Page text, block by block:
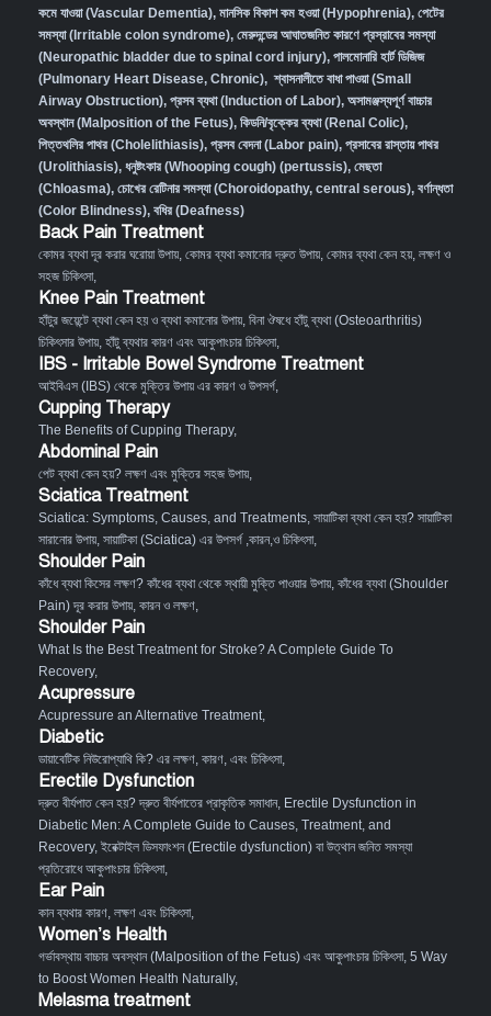
কমে যাওয়া (Vascular Dementia), মানসিক বিকাশ কম হওয়া (Hypophrenia), পেটের
সমস্যা (Irritable colon syndrome), মেরুদন্ডের আঘাতজনিত কারণে প্রস্রাবের সমস্যা
(Neuropathic bladder due to spinal cord injury), পালমোনারি হার্ট ডিজিজ
(Pulmonary Heart Disease, Chronic),শ্বাসনালীতে বাধা পাওয়া (Small
Airway Obstruction), প্রসব ব্যথা (Induction of Labor), অসামঞ্জস্যপূর্ণ বাচ্চার
অবস্থান (Malposition of the Fetus), কিডনি/বৃক্কের ব্যথা (Renal Colic),
পিত্তথলির পাথর (Cholelithiasis), প্রসব বেদনা (Labor pain), প্রসাবের রাস্তায় পাথর
(Urolithiasis), ধনুষ্টংকার (Whooping cough) (pertussis), মেছতা
(Chloasma), চোখের রেটিনার সমস্যা (Choroidopathy, central serous), বর্ণান্ধতা
(Color Blindness), বধির (Deafness)
Back Pain Treatment
কোমর ব্যথা দূর করার ঘরোয়া উপায়, কোমর ব্যথা কমানোর দ্রুত উপায়, কোমর ব্যথা কেন হয়, লক্ষণ ও
সহজ চিকিৎসা,
Knee Pain Treatment
হাঁটুর জয়েন্টে ব্যথা কেন হয় ও ব্যথা কমানোর উপায়, বিনা ঔষধে হাঁটু ব্যথা (Osteoarthritis)
চিকিৎসার উপায়, হাঁটু ব্যথার কারণ এবং আকুপাংচার চিকিৎসা,
IBS - Irritable Bowel Syndrome Treatment
আইবিএস (IBS) থেকে মুক্তির উপায় এর কারণ ও উপসর্গ,
Cupping Therapy
The Benefits of Cupping Therapy,
Abdominal Pain
পেট ব্যথা কেন হয়? লক্ষণ এবং মুক্তির সহজ উপায়,
Sciatica Treatment
Sciatica: Symptoms, Causes, and Treatments, সায়াটিকা ব্যথা কেন হয়? সায়াটিকা
সারানোর উপায়, সায়াটিকা (Sciatica) এর উপসর্গ ,কারন,ও চিকিৎসা,
Shoulder Pain
কাঁধে ব্যথা কিসের লক্ষণ? কাঁধের ব্যথা থেকে স্থায়ী মুক্তি পাওয়ার উপায়, কাঁধের ব্যথা (Shoulder
Pain) দূর করার উপায়, কারন ও লক্ষণ,
Shoulder Pain
What Is the Best Treatment for Stroke? A Complete Guide To
Recovery,
Acupressure
Acupressure an Alternative Treatment,
Diabetic
ডায়াবেটিক নিউরোপ্যাথি কি? এর লক্ষণ, কারণ, এবং চিকিৎসা,
Erectile Dysfunction
দ্রুত বীর্যপাত কেন হয়? দ্রুত বীর্যপাতের প্রাকৃতিক সমাধান, Erectile Dysfunction in
Diabetic Men: A Complete Guide to Causes, Treatment, and
Recovery, ইরেক্টাইল ডিসফাংশন (Erectile dysfunction) বা উত্থান জনিত সমস্যা
প্রতিরোধে আকুপাংচার চিকিৎসা,
Ear Pain
কান ব্যথার কারণ, লক্ষণ এবং চিকিৎসা,
Women’s Health
গর্ভাবস্থায় বাচ্চার অবস্থান (Malposition of the Fetus) এবং আকুপাংচার চিকিৎসা, 5 Way
to Boost Women Health Naturally,
Melasma treatment